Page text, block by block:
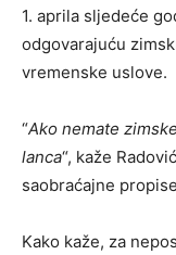
1. aprila sljedeće
odgovarajuću
vremenske uslove.
“Ako nemate
lanca“, kaže
saobraćajne
Kako kaže, za